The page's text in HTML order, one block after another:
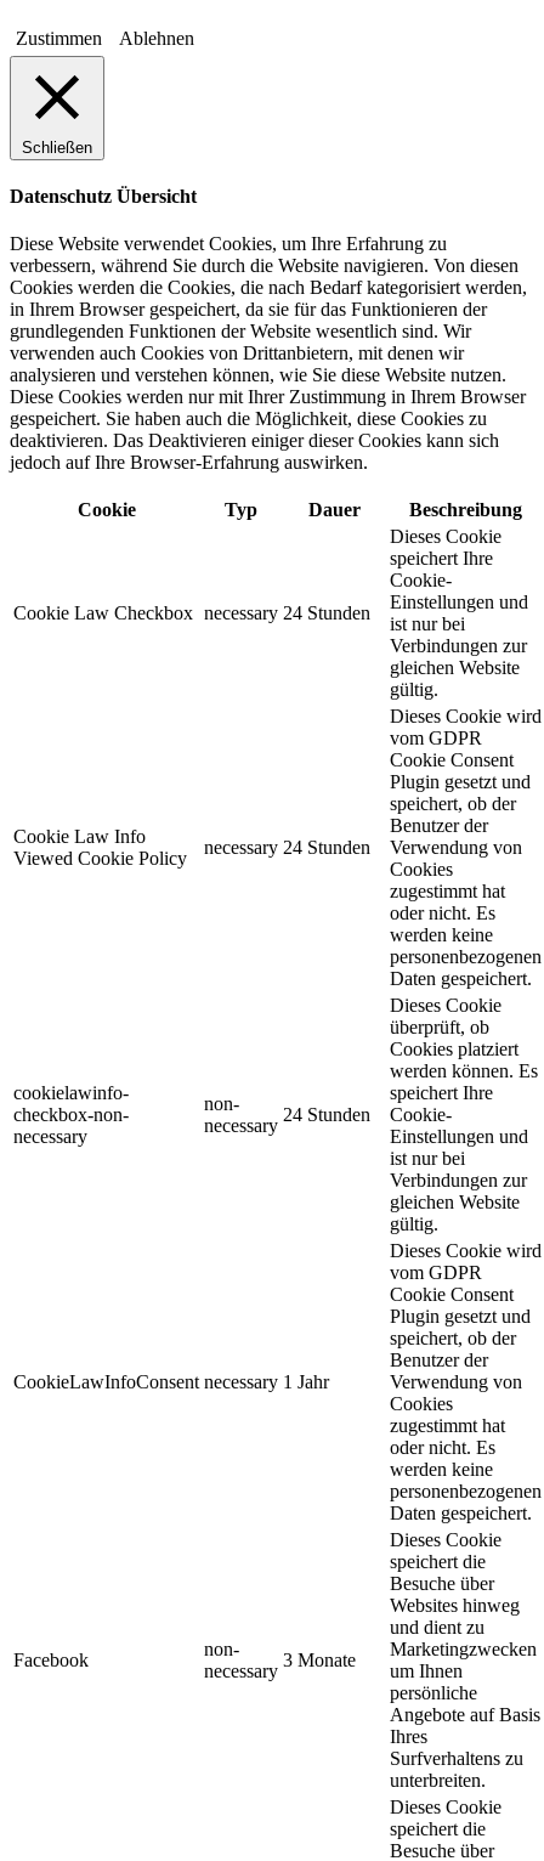
Zustimmen Ablehnen
Schließen
Datenschutz Übersicht
Diese Website verwendet Cookies, um Ihre Erfahrung zu
verbessern, während Sie durch die Website navigieren. Von diesen
Cookies werden die Cookies, die nach Bedarf kategorisiert werden,
in Ihrem Browser gespeichert, da sie für das Funktionieren der
grundlegenden Funktionen der Website wesentlich sind. Wir
verwenden auch Cookies von Drittanbietern, mit denen wir
analysieren und verstehen können, wie Sie diese Website nutzen.
Diese Cookies werden nur mit Ihrer Zustimmung in Ihrem Browser
gespeichert. Sie haben auch die Möglichkeit, diese Cookies zu
deaktivieren. Das Deaktivieren einiger dieser Cookies kann sich
jedoch auf Ihre Browser-Erfahrung auswirken.
Cookie Typ Dauer Beschreibung
Cookie Law Checkbox necessary 24 Stunden
Dieses Cookie
speichert Ihre
Cookie-
Einstellungen und
ist nur bei
Verbindungen zur
gleichen Website
gültig.
Cookie Law Info
Viewed Cookie Policy
necessary 24 Stunden
Dieses Cookie wird
vom GDPR
Cookie Consent
Plugin gesetzt und
speichert, ob der
Benutzer der
Verwendung von
Cookies
zugestimmt hat
oder nicht. Es
werden keine
personenbezogenen
Daten gespeichert.
cookielawinfo-
checkbox-non-
necessary
non-
necessary
24 Stunden
Dieses Cookie
überprüft, ob
Cookies platziert
werden können. Es
speichert Ihre
Cookie-
Einstellungen und
ist nur bei
Verbindungen zur
gleichen Website
gültig.
CookieLawInfoConsent necessary 1 Jahr
Dieses Cookie wird
vom GDPR
Cookie Consent
Plugin gesetzt und
speichert, ob der
Benutzer der
Verwendung von
Cookies
zugestimmt hat
oder nicht. Es
werden keine
personenbezogenen
Daten gespeichert.
Facebook
non-
necessary
3 Monate
Dieses Cookie
speichert die
Besuche über
Websites hinweg
und dient zu
Marketingzwecken
um Ihnen
persönliche
Angebote auf Basis
Ihres
Surfverhaltens zu
unterbreiten.
Dieses Cookie
speichert die
Besuche über